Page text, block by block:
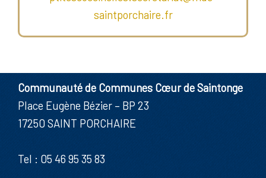
saintporchaire.fr
Communauté de Communes Cœur de Saintonge
Place Eugène Bézier – BP 23
17250 SAINT PORCHAIRE
Tel : 05 46 95 35 83